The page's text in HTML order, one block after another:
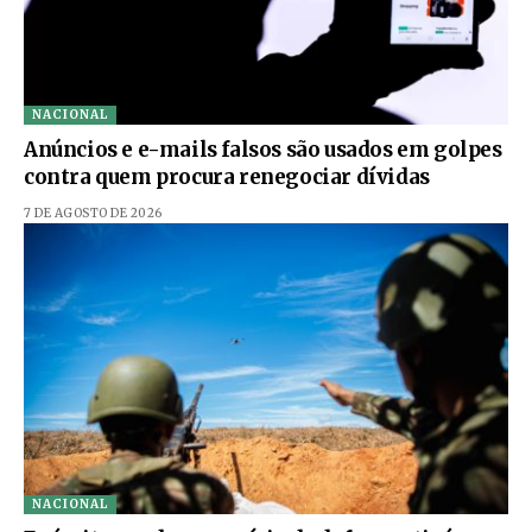
NACIONAL
Anúncios e e-mails falsos são usados em golpes
contra quem procura renegociar dívidas
7 DE AGOSTO DE 2026
NACIONAL